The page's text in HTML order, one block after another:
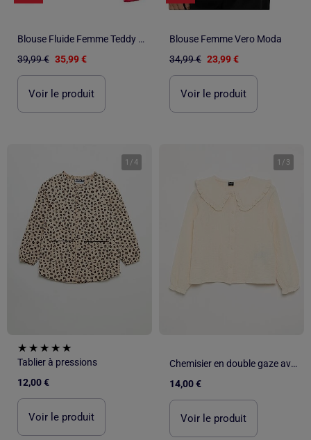
Blouse Fluide Femme Teddy Smith [6a0f1006f2d0e]
39,99 € 35,99 €
Voir le produit
Blouse Femme Vero Moda
34,99 € 23,99 €
Voir le produit
1 /4
Tablier à pressions
12,00 €
Voir le produit
1 / 3
Chemisier en double gaze avec col claudine
14,00 €
Voir le produit